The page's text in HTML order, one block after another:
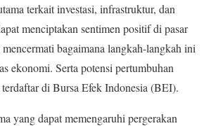
terkait investasi, infrastruktur, dan
menciptakan sentimen positif di pasar
bagaimana langkah-langkah ini
ekonomi. Serta potensi pertumbuhan
di Bursa Efek Indonesia (BEI).
yang dapat memengaruhi pergerakan